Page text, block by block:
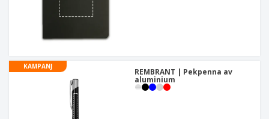
KAMPANJ
REMBRANT | Pekpenna av
aluminium